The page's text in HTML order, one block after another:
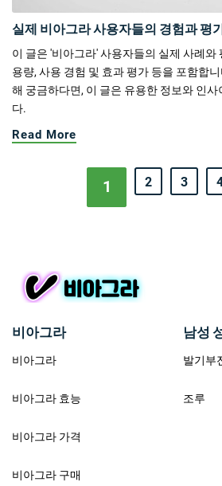
실제 비아그라 사용자들의 경험과 평
이 글은 '비아그라' 사용자들의 실제 사례와
용량, 사용 경험 및 효과 평가 등을 포함합
해 궁금하다면, 이 글은 유용한 정보와 인
다.
Read More
1 2 3
비아그라
비아그라
비아그라 효능
비아그라 가격
비아그라 구매
남성
발기부
조루